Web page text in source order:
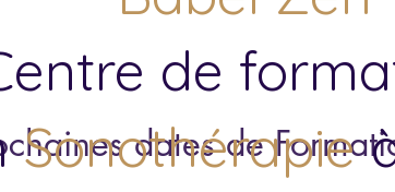
de
Sonothérapie
dates de